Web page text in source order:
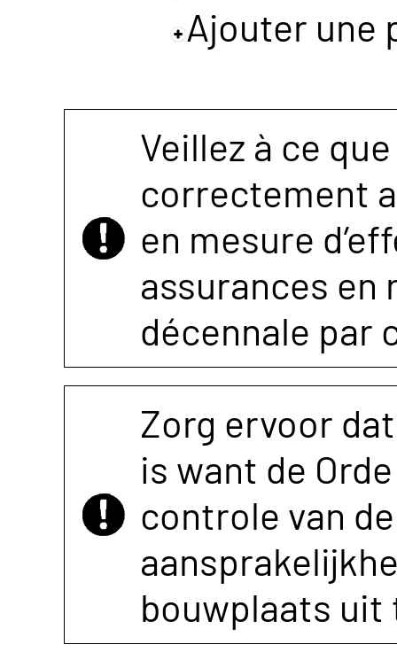
Ajouter une
Veillez à ce
correctement
en mesure
assurances
décennale par
Zorg ervoor
is want de
controle van
bouwplaats uit